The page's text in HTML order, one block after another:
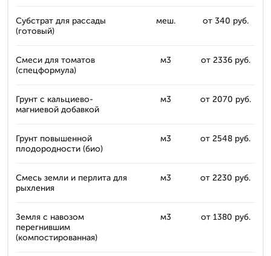
Субстрат для рассады
(готовый)
меш. от 340 руб.
Смеси для томатов
(спецформула)
м3 от 2336 руб.
Грунт с кальциево-
магниевой добавкой
м3 от 2070 руб.
Грунт повышенной
плодородности (био)
м3 от 2548 руб.
Смесь земли и перлита для
рыхления
м3 от 2230 руб.
Земля с навозом
перегнившим
(компостированная)
м3 от 1380 руб.